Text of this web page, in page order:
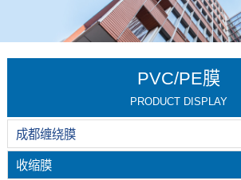
PVC/PE膜
PRODUCT DISPLAY
成都缠绕膜
收缩膜